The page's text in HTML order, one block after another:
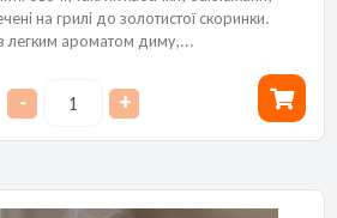
на грилі до золотистої скоринки.
легким ароматом диму,...
- +